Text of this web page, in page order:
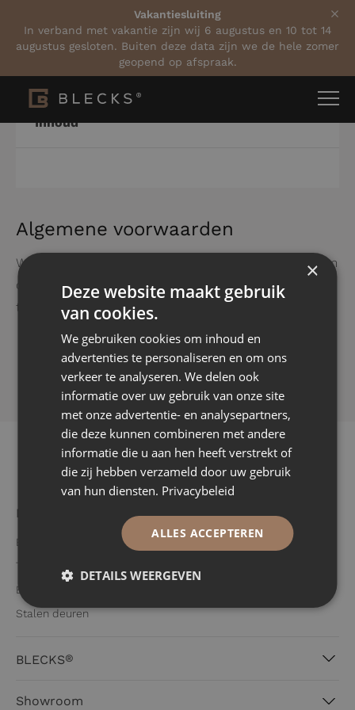
Vakantiesluiting
In verband met vakantie zijn wij 6 augustus en 10 tot 14
augustus gesloten. Buiten deze data zijn we de hele zomer
geopend op afspraak.
Algemene voorwaarden
Wilt u onze algemene voorwaarden ontvangen? Neem
contact met ons op via de contactpagina om deze op
te vragen.
Inhoud
Producten
Brandwerende deuren
Trappen
Buitenkozijnen
Stalen deuren
BLECKS®
Showroom
×
Deze website maakt gebruik
van cookies.
We gebruiken cookies om inhoud en
advertenties te personaliseren en om ons
verkeer te analyseren. We delen ook
informatie over uw gebruik van onze site
met onze advertentie- en analysepartners,
die deze kunnen combineren met andere
informatie die u aan hen heeft verstrekt of
die zij hebben verzameld door uw gebruik
van hun diensten. Privacybeleid
ALLES ACCEPTEREN
DETAILS WEERGEVEN